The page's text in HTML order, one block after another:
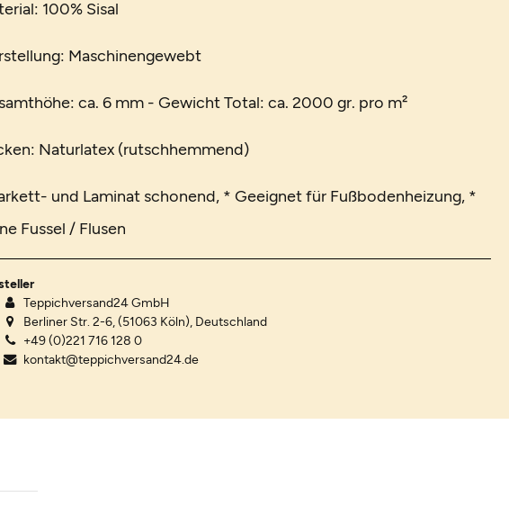
100% Sisal
Maschinengewebt
ca. 6 mm - Gewicht Total: ca. 2000 gr. pro m²
Naturlatex (rutschhemmend)
und Laminat schonend, * Geeignet für Fußbodenheizung, *
Fussel / Flusen
Teppichversand24 GmbH
Berliner Str. 2-6, (51063 Köln), Deutschland
+49 (0)221 716 128 0
kontakt@teppichversand24.de